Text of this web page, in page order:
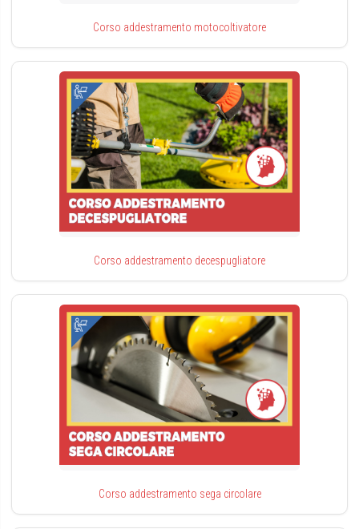
Corso addestramento motocoltivatore
Corso addestramento decespugliatore
Corso addestramento sega circolare